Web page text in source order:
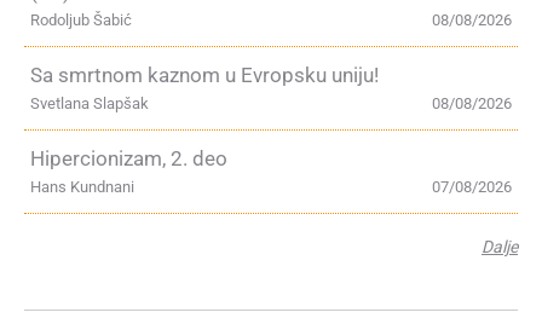
08/08/2026
Rodoljub Šabić
Sa smrtnom kaznom u Evropsku uniju!
08/08/2026
Svetlana Slapšak
Hipercionizam, 2. deo
07/08/2026
Hans Kundnani
Dalje